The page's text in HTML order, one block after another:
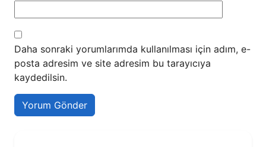
Daha sonraki yorumlarımda kullanılması için adım, e-
posta adresim ve site adresim bu tarayıcıya
kaydedilsin.